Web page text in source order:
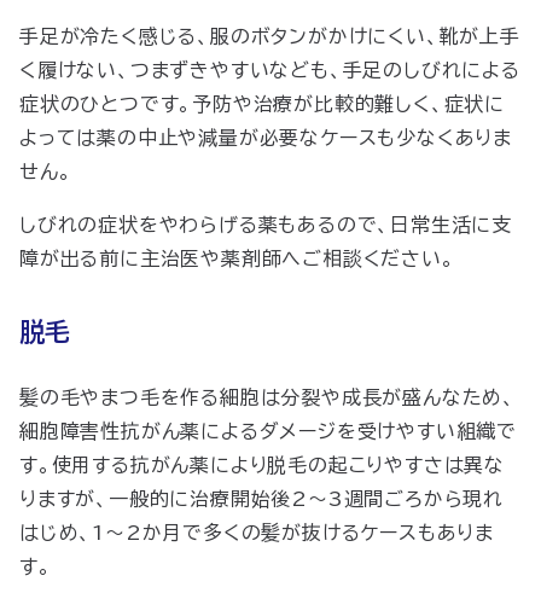
手足が冷たく感じる、服のボタンがかけにくい、靴が上手
く履けない、つまずきやすいなども、手足のしびれによる
症状のひとつです。予防や治療が比較的難しく、症状に
よっては薬の中止や減量が必要なケースも少なくありま
せん。
しびれの症状をやわらげる薬もあるので、日常生活に支
障が出る前に主治医や薬剤師へご相談ください。
脱毛
髪の毛やまつ毛を作る細胞は分裂や成長が盛んなため、
細胞障害性抗がん薬によるダメージを受けやすい組織で
す。使用する抗がん薬により脱毛の起こりやすさは異な
りますが、一般的に治療開始後2〜3週間ごろから現れ
はじめ、1〜2か月で多くの髪が抜けるケースもありま
す。